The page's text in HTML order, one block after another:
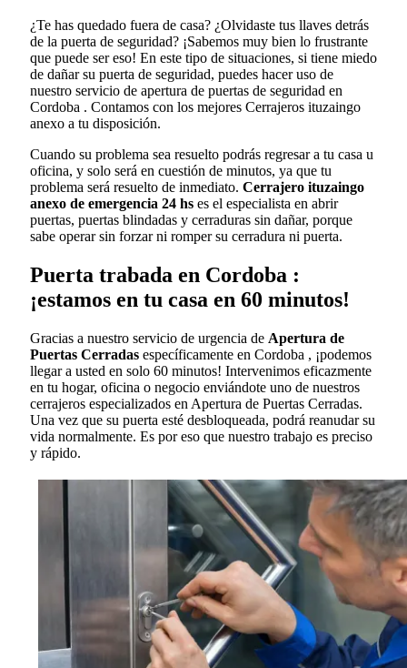
¿Te has quedado fuera de casa? ¿Olvidaste tus llaves detrás
de la puerta de seguridad? ¡Sabemos muy bien lo frustrante
que puede ser eso! En este tipo de situaciones, si tiene miedo
de dañar su puerta de seguridad, puedes hacer uso de
nuestro servicio de apertura de puertas de seguridad en
Cordoba . Contamos con los mejores Cerrajeros ituzaingo
anexo a tu disposición.
Cuando su problema sea resuelto podrás regresar a tu casa u
oficina, y solo será en cuestión de minutos, ya que tu
problema será resuelto de inmediato. Cerrajero ituzaingo
anexo de emergencia 24 hs es el especialista en abrir
puertas, puertas blindadas y cerraduras sin dañar, porque
sabe operar sin forzar ni romper su cerradura ni puerta.
Puerta trabada en Cordoba :
¡estamos en tu casa en 60 minutos!
Gracias a nuestro servicio de urgencia de Apertura de
Puertas Cerradas específicamente en Cordoba , ¡podemos
llegar a usted en solo 60 minutos! Intervenimos eficazmente
en tu hogar, oficina o negocio enviándote uno de nuestros
cerrajeros especializados en Apertura de Puertas Cerradas.
Una vez que su puerta esté desbloqueada, podrá reanudar su
vida normalmente. Es por eso que nuestro trabajo es preciso
y rápido.